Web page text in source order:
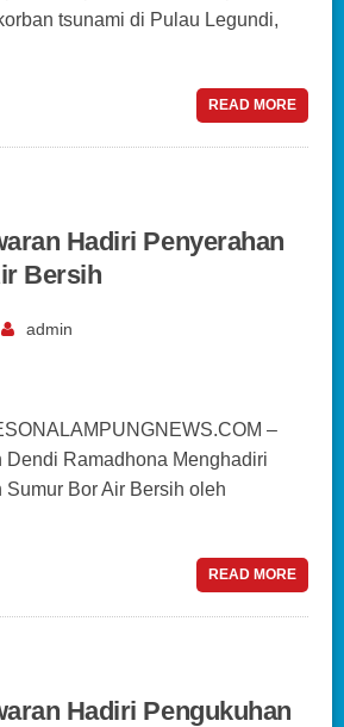
tsunami di Pulau Legundi,
READ MORE
Hadiri Penyerahan
Bersih
admin
–
Dendi Ramadhona Menghadiri
Bor Air Bersih oleh
READ MORE
Hadiri Pengukuhan